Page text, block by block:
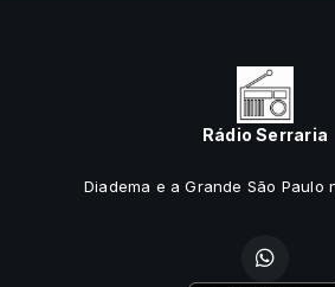
Rádio Serraria
Diadema e a Grande São Paulo